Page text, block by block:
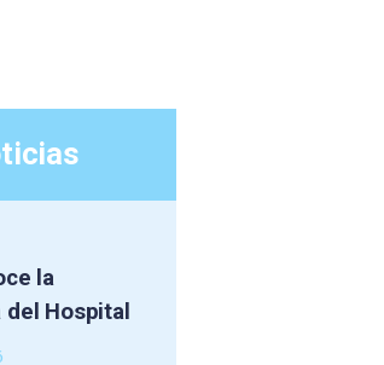
la
Hospital